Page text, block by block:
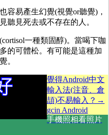
容易產生幻覺(視覺or聽覺)，
聽見死去或不存在的人。
一種類固醇)。當喝下咖
的可體松。有可能是這種加
。
覺得Android中文
輸入法(注音、倉
頡)不易輸入？→
gcin Android
手機照相看照片